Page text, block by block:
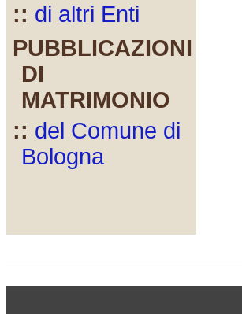
:: di altri Enti
PUBBLICAZIONI
DI
MATRIMONIO
:: del Comune di
Bologna